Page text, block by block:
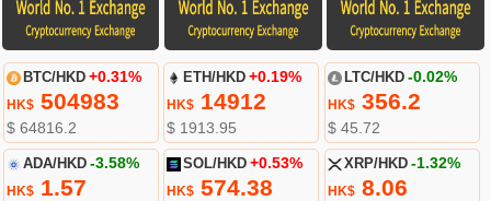
BTC/HKD +0.31%
HK$504983
$ 64816.2
ETH/HKD +0.19%
HK$ 14912
$ 1913.95
LTC/HKD -0.02%
HK$356.2
$ 45.72
ADA/HKD -3.58%
HK$1.57
SOL/HKD +0.53%
HK$ 574.38
XRP/HKD -1.32%
HK$8.06